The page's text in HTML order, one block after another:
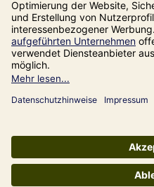
Unsere Adresse
Alle Preise inkl. gesetzl.